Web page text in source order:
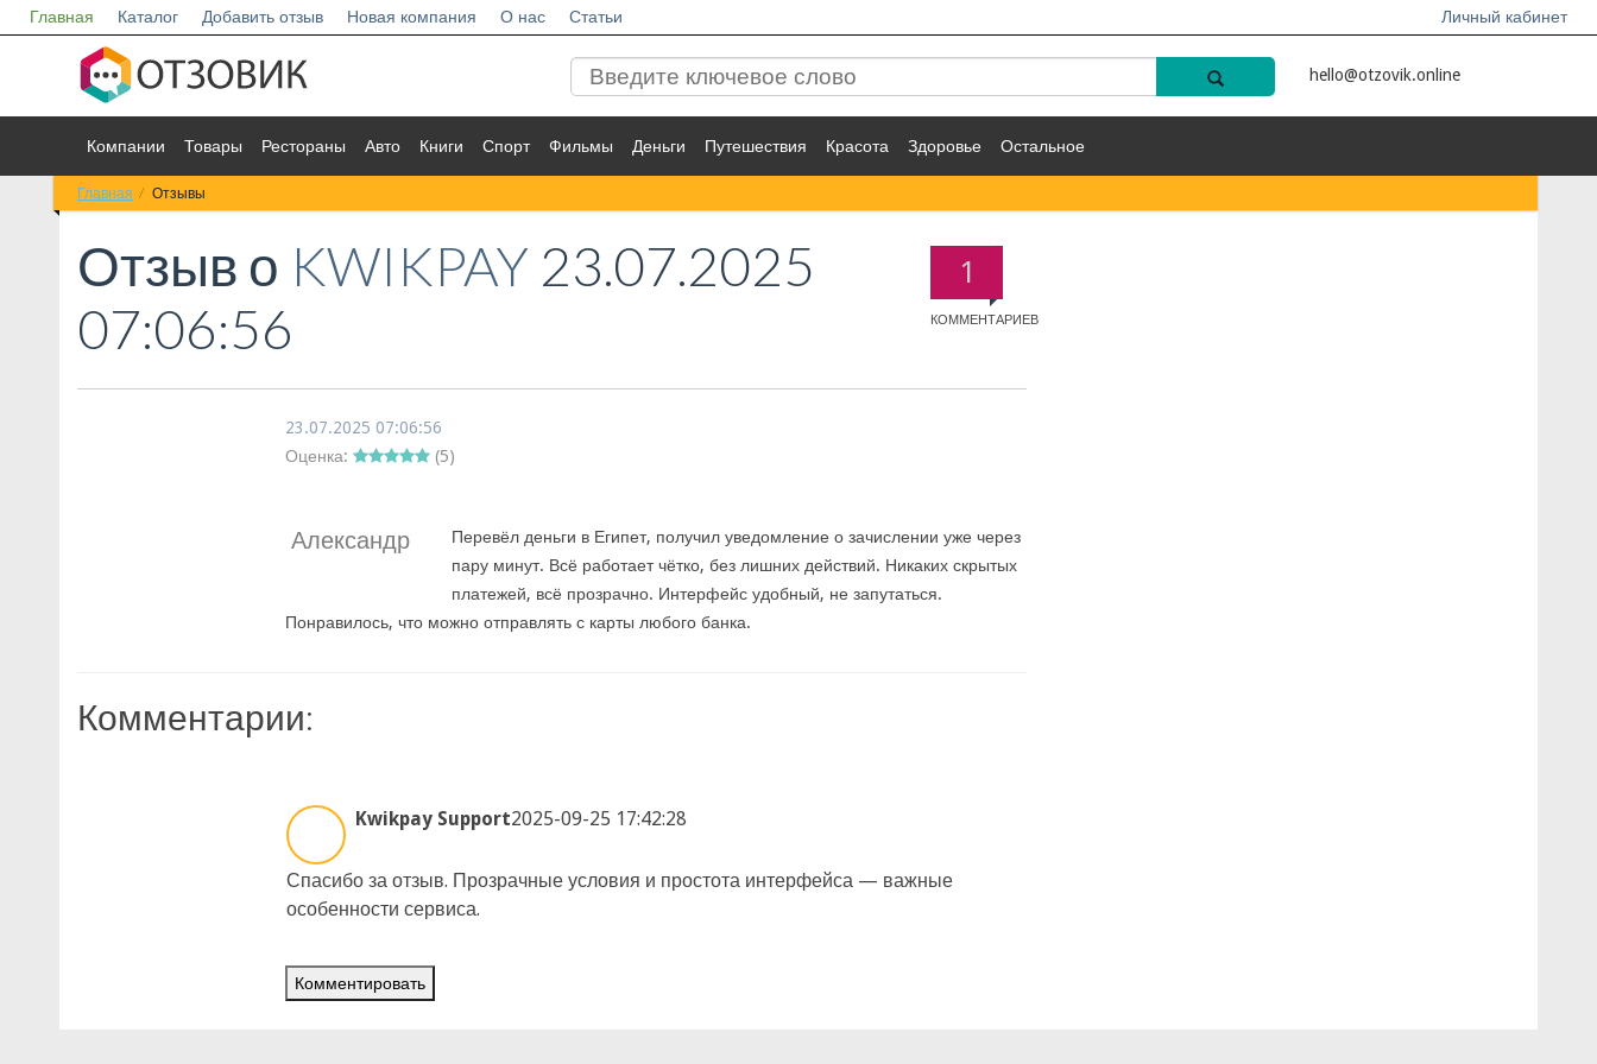
Главная Каталог Добавить отзыв Новая компания О нас Статьи Личный кабинет
hello@otzovik.online
Компании Товары Рестораны Авто Книги Спорт Фильмы Деньги Путешествия Красота Здоровье Остальное
Главная Отзывы
1
КОММЕНТАРИЕВ
Отзыв о KWIKPAY 23.07.2025
07:06:56
23.07.2025 07:06:56
Оценка:
(5)
Александр
Перевёл деньги в Египет, получил уведомление о зачислении уже через
пару минут. Всё работает чётко, без лишних действий. Никаких скрытых
платежей, всё прозрачно. Интерфейс удобный, не запутаться.
Понравилось, что можно отправлять с карты любого банка.
Комментарии:
Kwikpay Support2025-09-25 17:42:28
Спасибо за отзыв. Прозрачные условия и простота интерфейса — важные
особенности сервиса.
Комментировать